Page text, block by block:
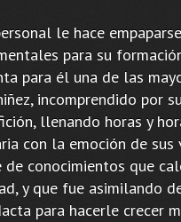
le hace
para su
para él una de las
incomprendido por
llenando horas y
con la emoción de sus
de conocimientos que
y que fue asimilando
para hacerle crecer